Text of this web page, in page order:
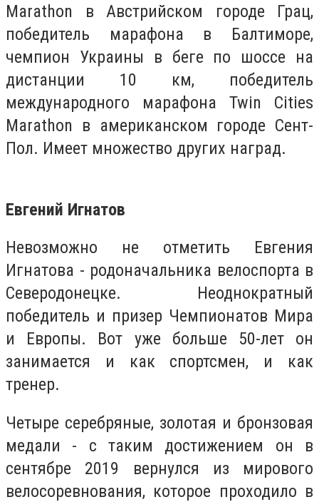
Marathon в Австрийском городе Грац,
победитель марафона в Балтиморе,
чемпион Украины в беге по шоссе на
дистанции 10 км, победитель
международного марафона Twin Cities
Marathon в американском городе Сент-
Пол. Имеет множество других наград.
Евгений Игнатов
Невозможно не отметить Евгения
Игнатова - родоначальника велоспорта в
Северодонецке. Неоднократный
победитель и призер Чемпионатов Мира
и Европы. Вот уже больше 50-лет он
занимается и как спортсмен, и как
тренер.
Четыре серебряные, золотая и бронзовая
медали - с таким достижением он в
сентябре 2019 вернулся из мирового
велосоревнования, которое проходило в